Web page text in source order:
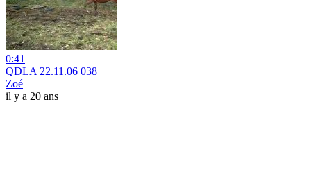
0:41
QDLA 22.11.06 038
Zoé
il y a 20 ans